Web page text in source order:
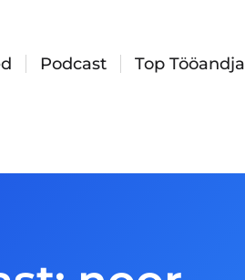
Podcast Top Tööandja